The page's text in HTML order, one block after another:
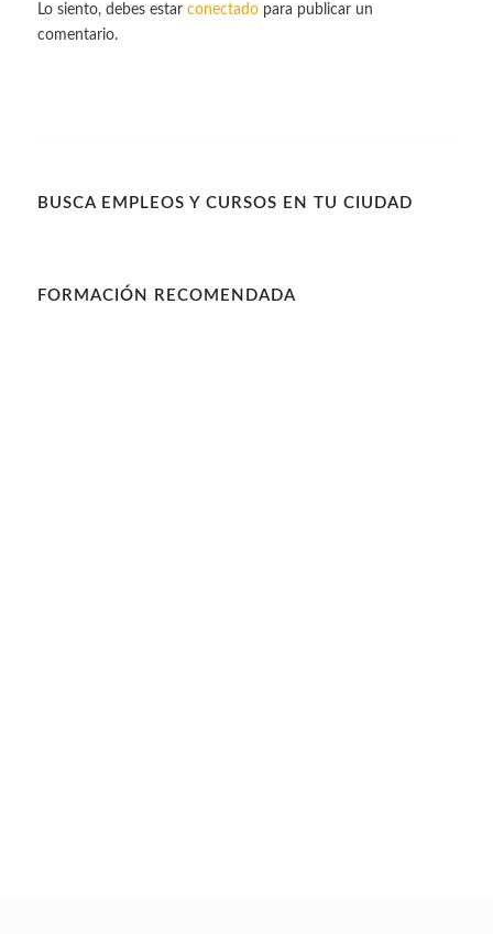
Lo siento, debes estar conectadopara publicar un
comentario.
BUSCA EMPLEOS Y CURSOS EN TU CIUDAD
FORMACIÓN RECOMENDADA